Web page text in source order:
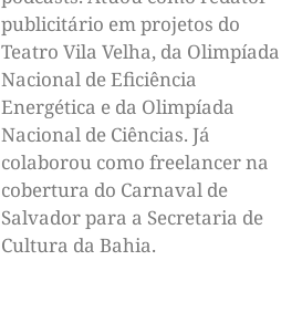
publicitário em projetos do
Teatro Vila Velha, da Olimpíada
Nacional de Eficiência
Energética e da Olimpíada
Nacional de Ciências. Já
colaborou como freelancer na
cobertura do Carnaval de
Salvador para a Secretaria de
Cultura da Bahia.